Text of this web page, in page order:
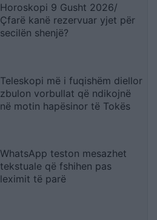
Horoskopi 9 Gusht 2026/
Çfarë kanë rezervuar yjet për
secilën shenjë?
Teleskopi më i fuqishëm diellor
zbulon vorbullat që ndikojnë
në motin hapësinor të Tokës
WhatsApp teston mesazhet
tekstuale që fshihen pas
leximit të parë